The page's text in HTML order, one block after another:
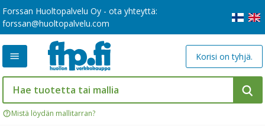
Forssan Huoltopalvelu Oy - ota yhteyttä:
forssan@huoltopalvelu.com
Mistä löydän mallitarran?
Korisi on tyhjä.